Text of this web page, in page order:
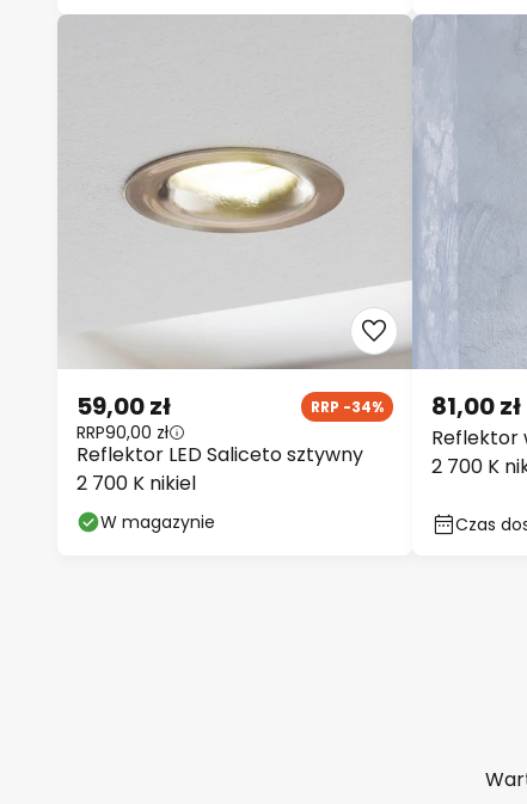
Reflektor LED Saliceto sztywny
2 700 K nikiel
59,00 zł RRP -34%
RRP90,00 zł
W magazynie
Reflektor
2 700 K
81,00 zł
Czas